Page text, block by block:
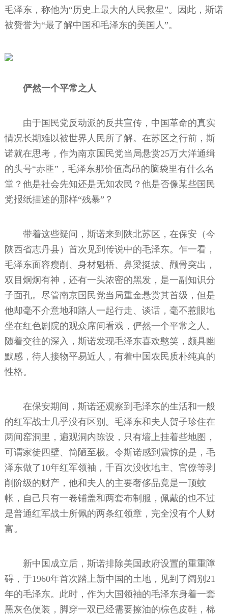
毛泽东，称他为“历史上最大的人民救星”。因此，斯诺
被赞誉为“最了解中国和毛泽东的美国人”。
俨然一个平常之人
由于国民党反动派的反共宣传，中国革命的真实
情况长期难以被世界人民所了解。在苏区之行前，斯
诺就在思考，作为南京国民党当局悬赏25万大洋通缉
的头号“赤匪”，毛泽东那价值高昂的脑袋里有什么名
堂？他是社会先知还是无知农民？他是否像某些国民
党报纸描述的那样“残暴”？
带着这些疑问，斯诺来到陕北苏区，在保安（今
陕西省志丹县）首次见到传说中的毛泽东。乍一看，
毛泽东面容瘦削、身材魁梧、鼻梁挺拔、颧骨突出，
双目炯炯有神，还有一头浓密的黑发，是一副知识分
子面孔。尽管南京国民党当局重金悬赏其首级，但是
他却毫不介意地和路人一起行走、谈话，毫不惹眼地
坐在红色剧院的观众席间看戏，俨然一个平常之人。
随着交往的深入，斯诺发现毛泽东喜欢憨笑，颇具幽
默感，待人接物平易近人，有着中国农民质朴纯真的
性格。
在保安期间，斯诺还观察到毛泽东的生活和一般
的红军战士几乎没有区别。毛泽东和夫人贺子珍住在
两间窑洞里，遍观洞内陈设，只有墙上挂着些地图，
可谓家徒四壁、简陋至极。令斯诺感到震惊的是，毛
泽东做了10年红军领袖，千百次没收地主、官僚等剥
削阶级的财产，他和夫人的主要奢侈品竟是一顶蚊
帐，自己只有一卷铺盖和两套布制服，佩戴的也不过
是普通红军战士所佩的两条红领章，完全没有个人财
富。
新中国成立后，斯诺排除美国政府设置的重重障
碍，于1960年首次踏上新中国的土地，见到了阔别21
年的毛泽东。此时，作为大国领袖的毛泽东身着一套
黑灰色便装，脚穿一双已经需要擦油的棕色皮鞋，棉